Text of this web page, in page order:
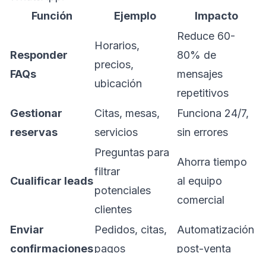
Función
Ejemplo Impacto
Responder
FAQs
Horarios,
precios,
ubicación
Reduce 60-
80% de
mensajes
repetitivos
Gestionar
reservas
Citas, mesas,
servicios
Funciona 24/7,
sin errores
Cualificar leads
Preguntas para
filtrar
potenciales
clientes
Ahorra tiempo
al equipo
comercial
Enviar
confirmaciones
Pedidos, citas,
pagos
Automatización
post-venta